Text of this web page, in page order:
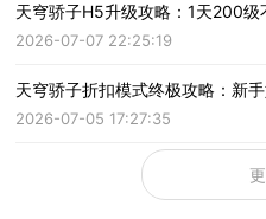
天穹骄子H5升级攻略：1天200
2026-07-07 22:25:19
天穹骄子折扣模式终极攻略：新
2026-07-05 17:27:35